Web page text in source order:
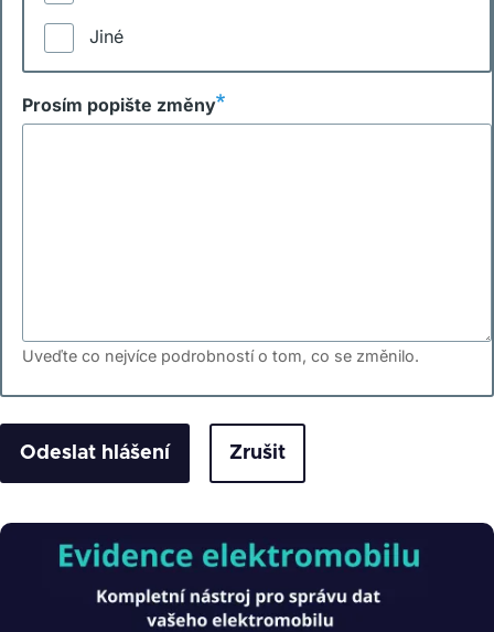
Jiné
Prosím popište změny
Uveďte co nejvíce podrobností o tom, co se změnilo.
Zrušit
Obrázek